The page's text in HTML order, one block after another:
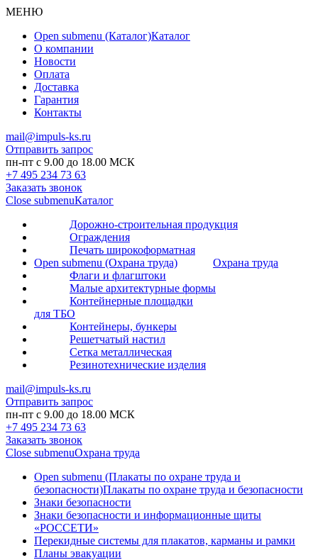
МЕНЮ
Open submenu (Каталог)Каталог
О компании
Новости
Оплата
Доставка
Гарантия
Контакты
mail@impuls-ks.ru
Отправить запрос
пн-пт с 9.00 до 18.00 МСК
+7 495 234 73 63
Заказать звонок
Close submenuКаталог
Дорожно-строительная продукция
Ограждения
Печать широкоформатная
Open submenu (Охрана труда)
Охрана труда
Флаги и флагштоки
Малые архитектурные формы
Контейнерные площадки
для ТБО
Контейнеры, бункеры
Решетчатый настил
Сетка металлическая
Резинотехнические изделия
mail@impuls-ks.ru
Отправить запрос
пн-пт с 9.00 до 18.00 МСК
+7 495 234 73 63
Заказать звонок
Close submenuОхрана труда
Open submenu (Плакаты по охране труда и
безопасности)Плакаты по охране труда и безопасности
Знаки безопасности
Знаки безопасности и информационные щиты
«РОССЕТИ»
Перекидные системы для плакатов, карманы и рамки
Планы эвакуации